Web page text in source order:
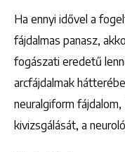
Ha ennyi idővel a
fájdalmas panasz,
fogászati eredetű
arcfájdalmak
neuralgiform
kivizsgálását, a